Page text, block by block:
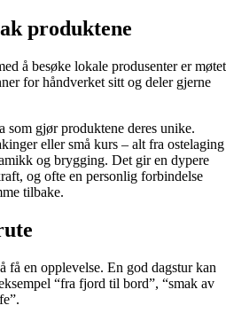
produktene
å besøke lokale produsenter er møtet
for håndverket sitt og deler gjerne
som gjør produktene deres unike.
eller små kurs – alt fra ostelaging
og brygging. Det gir en dypere
og ofte en personlig forbindelse
tilbake.
få en opplevelse. En god dagstur kan
“fra fjord til bord”, “smak av